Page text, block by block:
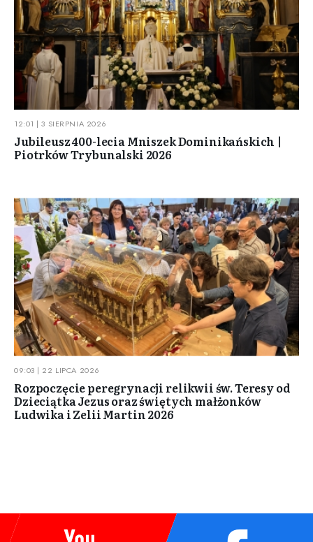
12:01 | 3 SIERPNIA 2026
Jubileusz 400-lecia Mniszek Dominikańskich |
Piotrków Trybunalski 2026
09:03 | 22 LIPCA 2026
Rozpoczęcie peregrynacji relikwii św. Teresy od
Dzieciątka Jezus oraz świętych małżonków
Ludwika i Zelii Martin 2026